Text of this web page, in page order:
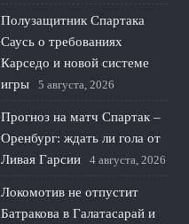
Полузащитник Спартака
Саусь о требованиях
Карседо и новой системе
игры
5 августа, 2026
Прогноз на матч Спартак –
Оренбург: ждать ли гола от
Ливая Гарсии
4 августа, 2026
Локомотив не отпустит
Батракова в Галатасарай и